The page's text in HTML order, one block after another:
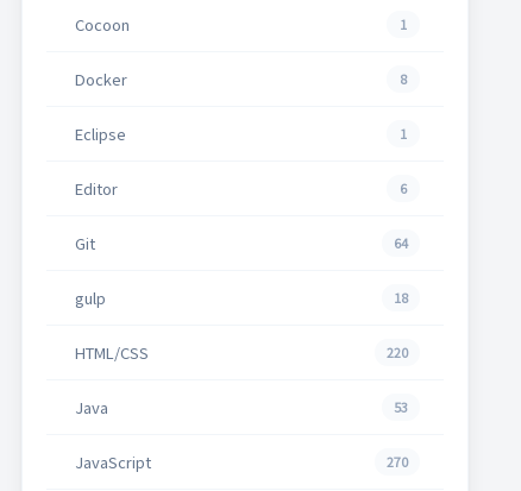
Cocoon 1
Docker 8
Eclipse 1
Editor 6
Git 64
gulp 18
HTML/CSS 220
Java 53
JavaScript 270